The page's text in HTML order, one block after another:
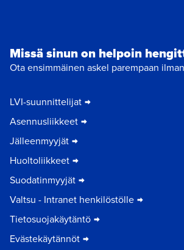
Missä sinun on helpoin
Ota ensimmäinen askel parempaan
LVI-suunnittelijat
Asennusliikkeet
Jälleenmyyjät
Huoltoliikkeet
Suodatinmyyjät
Valtsu - Intranet henkilöstölle
Tietosuojakäytäntö
Evästekäytännöt